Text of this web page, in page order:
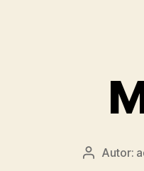
AutorAutor: